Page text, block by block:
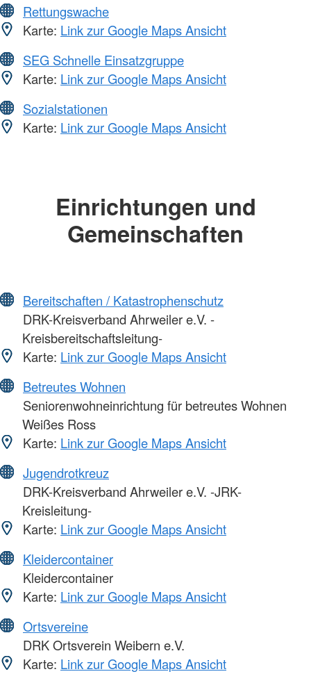
Rettungswache
Karte: Link zur Google Maps Ansicht
SEG Schnelle Einsatzgruppe
Karte: Link zur Google Maps Ansicht
Sozialstationen
Karte: Link zur Google Maps Ansicht
Einrichtungen und
Gemeinschaften
Bereitschaften / Katastrophenschutz
DRK-Kreisverband Ahrweiler e.V. -
Kreisbereitschaftsleitung-
Karte: Link zur Google Maps Ansicht
Betreutes Wohnen
Seniorenwohneinrichtung für betreutes Wohnen
Weißes Ross
Karte: Link zur Google Maps Ansicht
Jugendrotkreuz
DRK-Kreisverband Ahrweiler e.V. -JRK-
Kreisleitung-
Karte: Link zur Google Maps Ansicht
Kleidercontainer
Kleidercontainer
Karte: Link zur Google Maps Ansicht
Ortsvereine
DRK Ortsverein Weibern e.V.
Karte: Link zur Google Maps Ansicht